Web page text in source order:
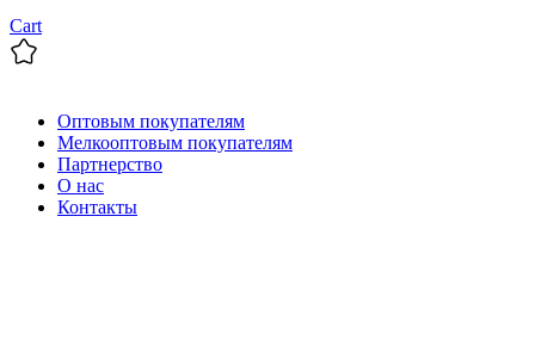
Cart
Оптовым покупателям
Мелкооптовым покупателям
Партнерство
О нас
Контакты